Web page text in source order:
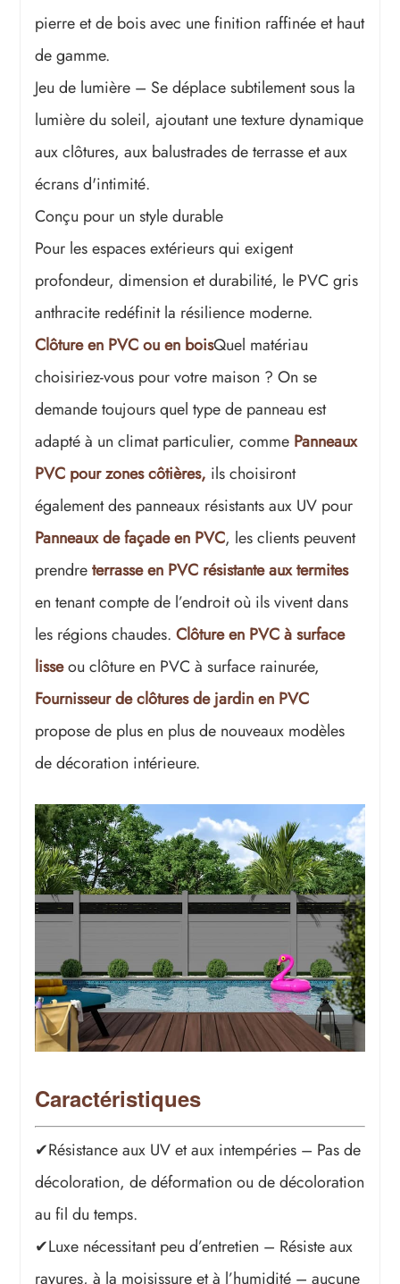
pierre et de bois avec une finition raffinée et haut
de gamme.
Jeu de lumière – Se déplace subtilement sous la
lumière du soleil, ajoutant une texture dynamique
aux clôtures, aux balustrades de terrasse et aux
écrans d'intimité.
Conçu pour un style durable
Pour les espaces extérieurs qui exigent
profondeur, dimension et durabilité, le PVC gris
anthracite redéfinit la résilience moderne.
Clôture en PVC ou en boisQuel matériau
choisiriez-vous pour votre maison ? On se
demande toujours quel type de panneau est
adapté à un climat particulier, comme Panneaux
PVC pour zones côtières, ils choisiront
également des panneaux résistants aux UV pour
Panneaux de façade en PVC, les clients peuvent
prendre terrasse en PVC résistante aux termites
en tenant compte de l’endroit où ils vivent dans
les régions chaudes.Clôture en PVC à surface
lisseou clôture en PVC à surface rainurée,
Fournisseur de clôtures de jardin en PVC
propose de plus en plus de nouveaux modèles
de décoration intérieure.
Caractéristiques
✔Résistance aux UV et aux intempéries – Pas de
décoloration, de déformation ou de décoloration
au fil du temps.
✔Luxe nécessitant peu d’entretien – Résiste aux
rayures, à la moisissure et à l’humidité – aucune